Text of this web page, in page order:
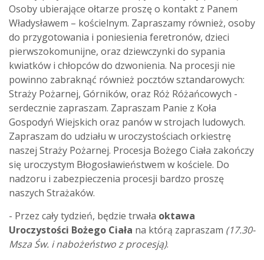
Osoby ubierające ołtarze proszę o kontakt z Panem
Władysławem – kościelnym. Zapraszamy również, osoby
do przygotowania i poniesienia feretronów, dzieci
pierwszokomunijne, oraz dziewczynki do sypania
kwiatków i chłopców do dzwonienia. Na procesji nie
powinno zabraknąć również pocztów sztandarowych:
Straży Pożarnej, Górników, oraz Róż Różańcowych -
serdecznie zapraszam. Zapraszam Panie z Koła
Gospodyń Wiejskich oraz panów w strojach ludowych.
Zapraszam do udziału w uroczystościach orkiestrę
naszej Straży Pożarnej. Procesja Bożego Ciała zakończy
się uroczystym Błogosławieństwem w kościele. Do
nadzoru i zabezpieczenia procesji bardzo proszę
naszych Strażaków.
- Przez cały tydzień, będzie trwała oktawa
Uroczystości Bożego Ciała na którą zapraszam (17.30-
Msza Św. i nabożeństwo z procesją).